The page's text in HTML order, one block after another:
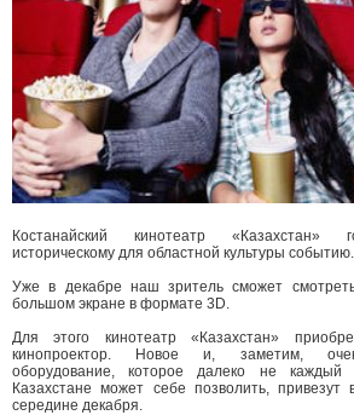
Костанайский кинотеатр «Казахстан»
историческому для областной культуры событию.
Уже в декабре наш зритель сможет
большом экране в формате 3D.
Для этого кинотеатр «Казахстан»
кинопроектор. Новое и, заметим,
оборудование, которое далеко не каждый
Казахстане может себе позволить, привезут
середине декабря.